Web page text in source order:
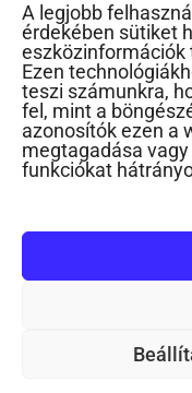
A legjobb
érdekében sütiket
eszközinformációk
Ezen
teszi számunkra,
fel, mint a
azonosítók ezen a
megtagadása
funkciókat